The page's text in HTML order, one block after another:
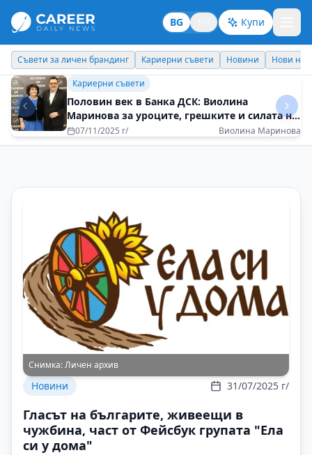
BG Купи
Кариерни съвети Новини Нови назначения Днес празнува
Личен брандинг
Не се страхувайте да искате повече от
живота
16/12/2025 г/ Виктория Игбаубоа
Снимка:Личен архив
Новини 31/07/2025 г/
Гласът на българите, живеещи в
чужбина, част от Фейсбук групата "Ела
си у дома"